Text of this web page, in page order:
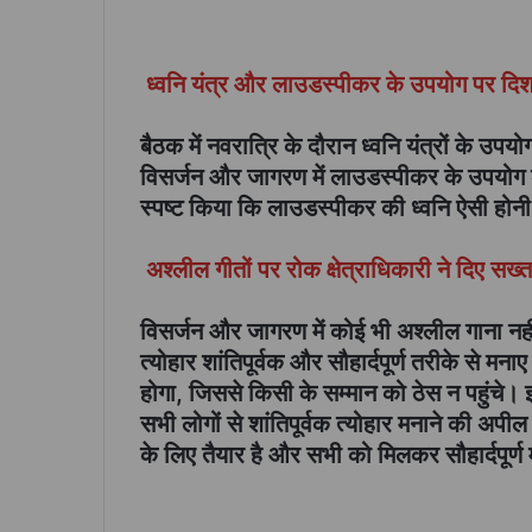
ध्वनि यंत्र और लाउडस्पीकर के उपयोग पर
बैठक में नवरात्रि के दौरान ध्वनि यंत्रों के उपयोग
विसर्जन और जागरण में लाउडस्पीकर के उपयोग
स्पष्ट किया कि लाउडस्पीकर की ध्वनि ऐसी
अश्लील गीतों पर रोक क्षेत्राधिकारी ने दिए सख्त
विसर्जन और जागरण में कोई भी अश्लील गाना
त्योहार शांतिपूर्वक और सौहार्दपूर्ण तरीके से
होगा, जिससे किसी के सम्मान को ठेस न पहुंचे।
सभी लोगों से शांतिपूर्वक त्योहार मनाने की
के लिए तैयार है और सभी को मिलकर सौहार्दपूर्ण